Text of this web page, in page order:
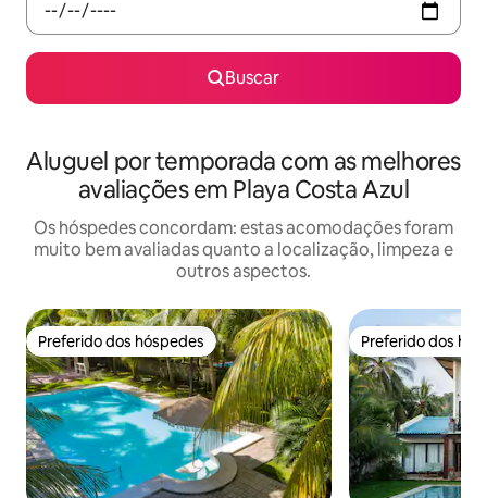
Buscar
Aluguel por temporada com as melhores
avaliações em Playa Costa Azul
Os hóspedes concordam: estas acomodações foram
muito bem avaliadas quanto a localização, limpeza e
outros aspectos.
Preferido dos hóspedes
Preferido dos hóspedes Preferido dos
Preferido dos